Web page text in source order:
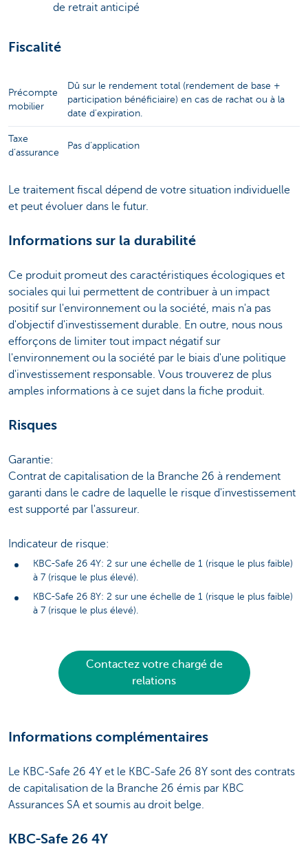
de retrait anticipé
Fiscalité
Précompte
mobilier
Dû sur le rendement total (rendement de base +
participation bénéficiaire) en cas de rachat ou à la
date d'expiration.
Taxe
d’assurance
Pas d’application
Le traitement fiscal dépend de votre situation individuelle
et peut évoluer dans le futur.
Informations sur la durabilité
Ce produit promeut des caractéristiques écologiques et
sociales qui lui permettent de contribuer à un impact
positif sur l'environnement ou la société, mais n'a pas
d'objectif d'investissement durable. En outre, nous nous
efforçons de limiter tout impact négatif sur
l'environnement ou la société par le biais d'une politique
d'investissement responsable. Vous trouverez de plus
amples informations à ce sujet dans la fiche produit.
Risques
Garantie:
Contrat de capitalisation de la Branche 26 à rendement
garanti dans le cadre de laquelle le risque d'investissement
est supporté par l'assureur.
Indicateur de risque:
KBC-Safe 26 4Y: 2 sur une échelle de 1 (risque le plus faible)
à 7 (risque le plus élevé).
KBC-Safe 26 8Y: 2 sur une échelle de 1 (risque le plus faible)
à 7 (risque le plus élevé).
Contactez votre chargé de
relations
Informations complémentaires
Le KBC-Safe 26 4Y et le KBC-Safe 26 8Y sont des contrats
de capitalisation de la Branche 26 émis par KBC
Assurances SA et soumis au droit belge.
KBC-Safe 26 4Y